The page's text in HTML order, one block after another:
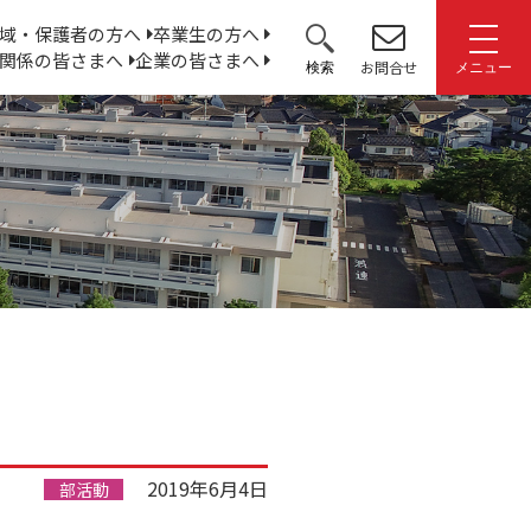
・保護者の方へ 卒業生の方へ
係の皆さまへ 企業の皆さまへ 検索
サ
イ
ト
内
検
索:
お問合せ メニュー
部活動 2019年6月4日